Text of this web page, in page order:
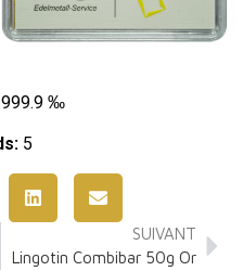
999.9 ‰
5
SUIVANT
Lingotin Combibar 50g Or